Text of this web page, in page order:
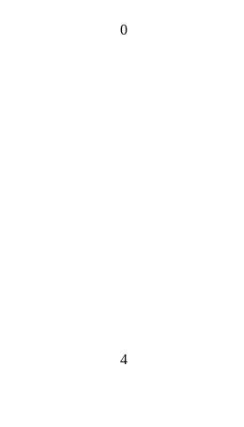
0
4